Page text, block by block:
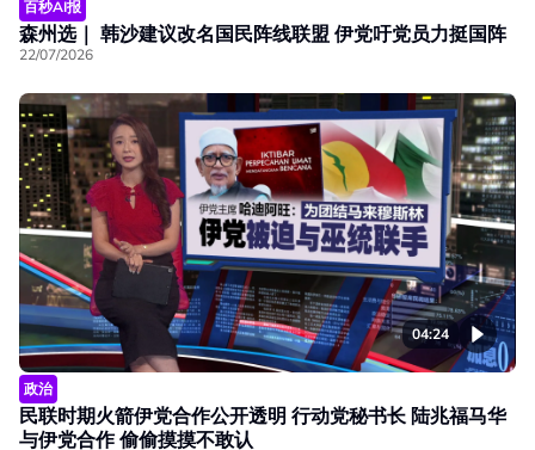
百秒AI报
森州选｜ 韩沙建议改名国民阵线联盟 伊党吁党员力挺国阵
22/07/2026
04:24
政治
民联时期火箭伊党合作公开透明 行动党秘书长 陆兆福马华
与伊党合作 偷偷摸摸不敢认